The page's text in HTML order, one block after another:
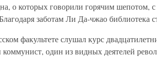
о которых говорили горячим шепотом, с
заботам Ли Да-чжао библиотека
факультете слушал курс
один из видных деятелей